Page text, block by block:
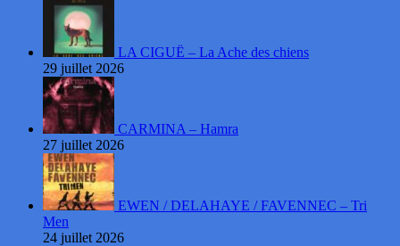
LA CIGUË – La Ache des chiens
29 juillet 2026
CARMINA – Hamra
27 juillet 2026
EWEN / DELAHAYE / FAVENNEC – Tri
Men
24 juillet 2026